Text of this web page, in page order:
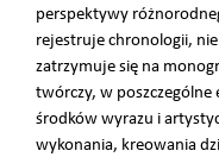
perspektywy
rejestruje chronologii,
zatrzymuje się na
twórczy, w poszczególne
środków wyrazu i
wykonania, kreowania